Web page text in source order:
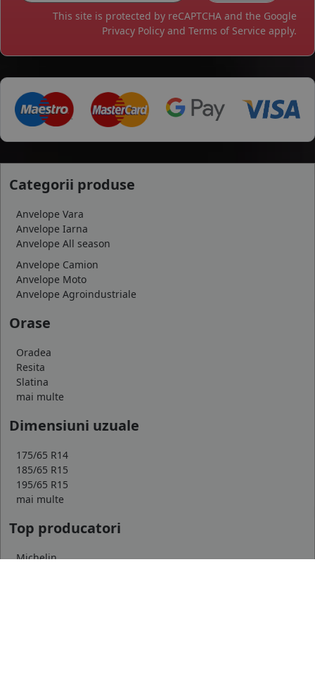
This site is protected by reCAPTCHA and the Google
Privacy Policy and Terms of Service apply.
Categorii produse
Anvelope Vara
Anvelope Iarna
Anvelope All season
Anvelope Camion
Anvelope Moto
Anvelope Agroindustriale
Orase
Oradea
Resita
Slatina
mai multe
Dimensiuni uzuale
175/65 R14
185/65 R15
195/65 R15
mai multe
Top producatori
Michelin